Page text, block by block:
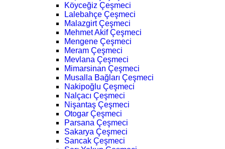
Köyceğiz Çeşmeci
Lalebahçe Çeşmeci
Malazgirt Çeşmeci
Mehmet Akif Çeşmeci
Mengene Çeşmeci
Meram Çeşmeci
Mevlana Çeşmeci
Mimarsinan Çeşmeci
Musalla Bağları Çeşmeci
Nakipoğlu Çeşmeci
Nalçacı Çeşmeci
Nişantaş Çeşmeci
Otogar Çeşmeci
Parsana Çeşmeci
Sakarya Çeşmeci
Sancak Çeşmeci